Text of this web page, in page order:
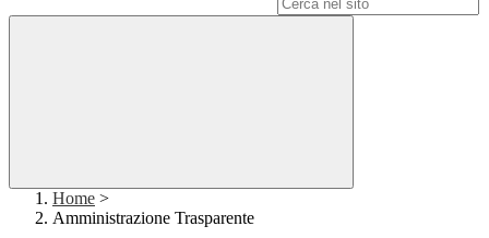
Home >
Amministrazione Trasparente